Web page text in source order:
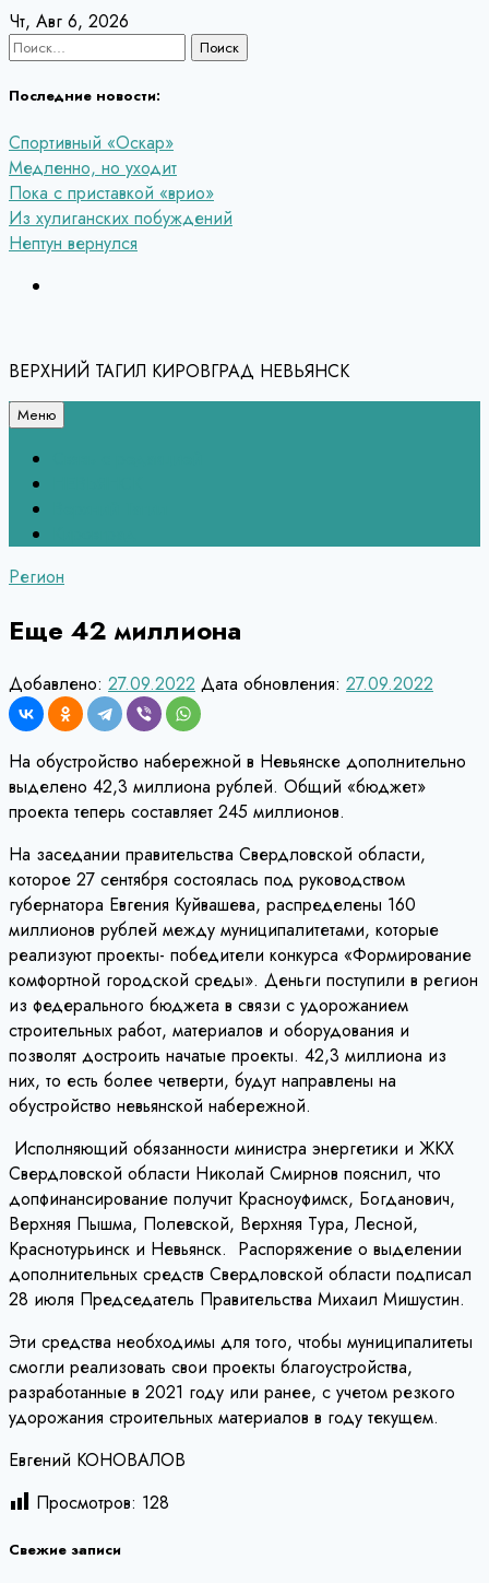
Перейти
к
Чт, Авг 6, 2026
Найти:
Последние новости:
Спортивный «Оскар»
Медленно, но уходит
Пока с приставкой «врио»
Из хулиганских побуждений
Нептун вернулся
ВЕРХНИЙ ТАГИЛ КИРОВГРАД НЕВЬЯНСК
Меню
Регион
Еще 42 миллиона
Добавлено: 27.09.2022 Дата обновления: 27.09.2022
На обустройство набережной в Невьянске дополнительно
выделено 42,3 миллиона рублей. Общий «бюджет»
проекта теперь составляет 245 миллионов.
На заседании правительства Свердловской области,
которое 27 сентября состоялась под руководством
губернатора Евгения Куйвашева, распределены 160
миллионов рублей между муниципалитетами, которые
реализуют проекты- победители конкурса «Формирование
комфортной городской среды». Деньги поступили в регион
из федерального бюджета в связи с удорожанием
строительных работ, материалов и оборудования и
позволят достроить начатые проекты. 42,3 миллиона из
них, то есть более четверти, будут направлены на
обустройство невьянской набережной.
Исполняющий обязанности министра энергетики и ЖКХ
Свердловской области Николай Смирнов пояснил, что
допфинансирование получит Красноуфимск, Богданович,
Верхняя Пышма, Полевской, Верхняя Тура, Лесной,
Краснотурьинск и Невьянск. Распоряжение о выделении
дополнительных средств Свердловской области подписал
28 июля Председатель Правительства Михаил Мишустин.
Эти средства необходимы для того, чтобы муниципалитеты
смогли реализовать свои проекты благоустройства,
разработанные в 2021 году или ранее, с учетом резкого
удорожания строительных материалов в году текущем.
Евгений КОНОВАЛОВ
Просмотров: 128
Свежие записи